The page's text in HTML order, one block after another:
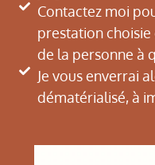
Contactez moi
prestation choisie
de la personne à
Je vous enverrai
dématérialisé, à